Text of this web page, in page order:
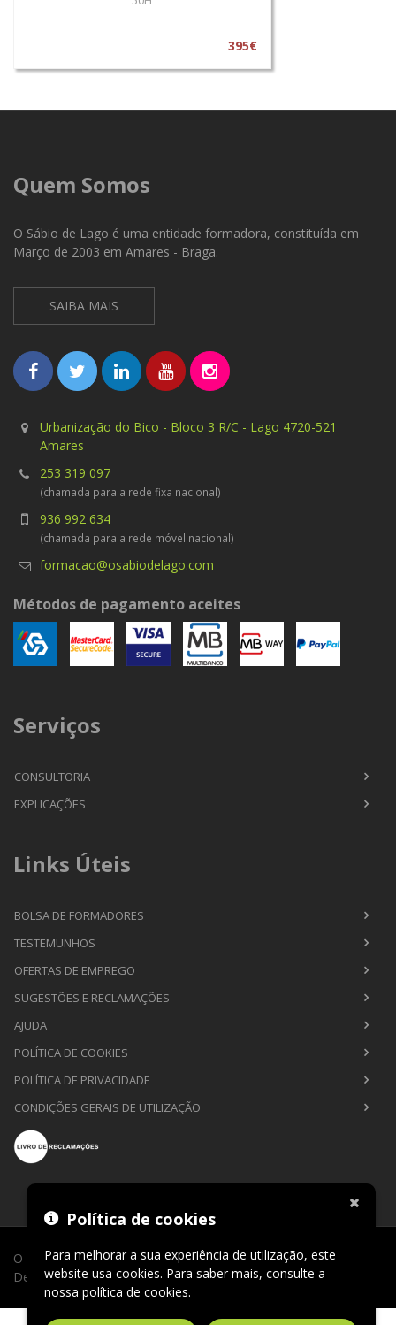
395€
Quem Somos
O Sábio de Lago é uma entidade formadora, constituída em
Março de 2003 em Amares - Braga.
SAIBA MAIS
Urbanização do Bico - Bloco 3 R/C - Lago 4720-521
Amares
253 319 097
(chamada para a rede fixa nacional)
936 992 634
(chamada para a rede móvel nacional)
formacao@osabiodelago.com
Métodos de pagamento aceites
Serviços
CONSULTORIA
EXPLICAÇÕES
Links Úteis
BOLSA DE FORMADORES
TESTEMUNHOS
OFERTAS DE EMPREGO
SUGESTÕES E RECLAMAÇÕES
AJUDA
POLÍTICA DE COOKIES
POLÍTICA DE PRIVACIDADE
CONDIÇÕES GERAIS DE UTILIZAÇÃO
O Sábio de Lago © 2026. Todos os direitos reservados.
Desenvolvimento porCLIC24®
Política de cookies
Para melhorar a sua experiência de utilização, este
website usa cookies. Para saber mais, consulte a
nossa política de cookies.